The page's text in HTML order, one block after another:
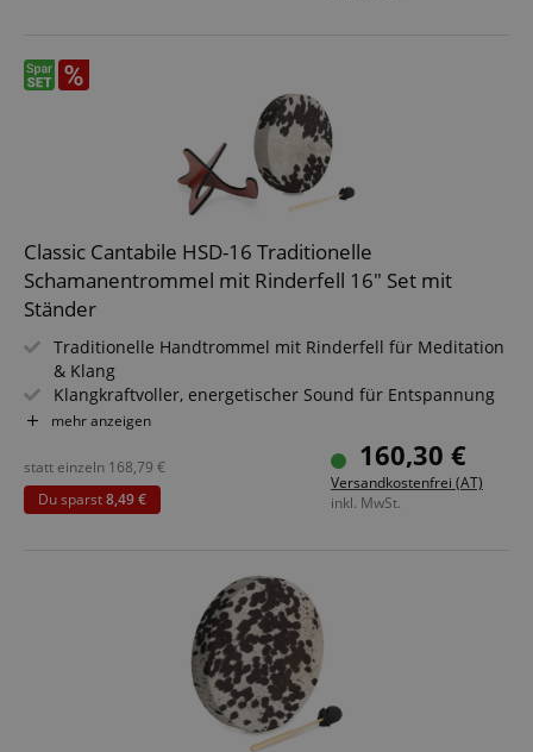
Classic Cantabile HSD-16 Traditionelle
Schamanentrommel mit Rinderfell 16" Set mit
Ständer
Traditionelle Handtrommel mit Rinderfell für Meditation
& Klang
Klangkraftvoller, energetischer Sound für Entspannung
& Rituale
Größe: 16" (Ø 41 cm) für kräftige Basstöne & tiefe
Resonanz
Inklusive Haltevorrichtung - spiele bequem im Sitzen &
Stehen
Ideal für Klangtherapie, Meditation & spirituelle Praxis
Sparset inklusive Ständer
mehr anzeigen
160,30 €
Versandkostenfrei (AT)
inkl. MwSt.
statt einzeln 168,79 €
Du sparst8,49 €